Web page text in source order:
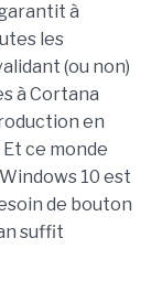
à
les
(ou non)
à Cortana
en
ce monde
10 est
de bouton
suffit